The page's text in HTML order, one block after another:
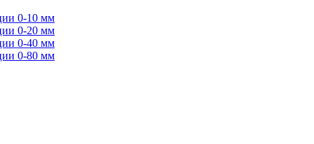
0-10 мм
0-20 мм
0-40 мм
0-80 мм